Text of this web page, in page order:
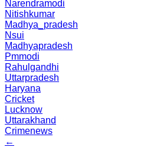
Narendramodi
Nitishkumar
Madhya_pradesh
Nsui
Madhyapradesh
Pmmodi
Rahulgandhi
Uttarpradesh
Haryana
Cricket
Lucknow
Uttarakhand
Crimenews
←